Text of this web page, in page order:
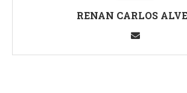
RENAN CARLOS